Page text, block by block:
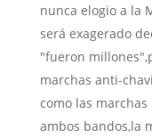
nunca elogio a la
será exagerado
"fueron
marchas anti-
como las
ambos bandos,la